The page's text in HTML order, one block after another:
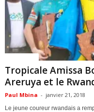
Tropicale Amissa
Areruya et le
Paul Mbina - janvier 21, 2018
Le jeune coureur rwandais a